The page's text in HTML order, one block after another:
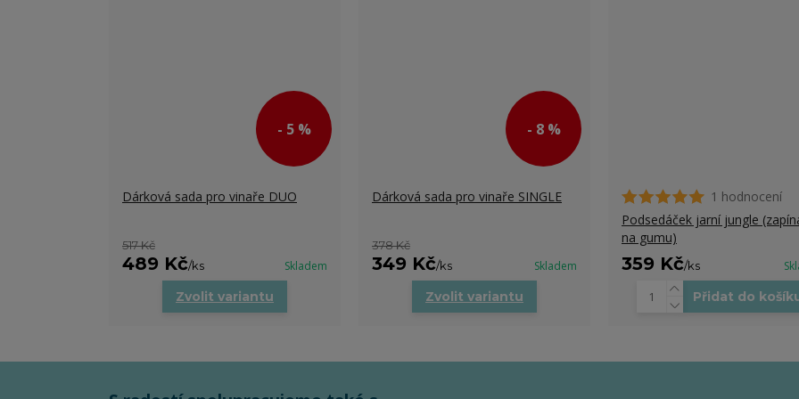
- 5 %
Dárková sada pro vinaře DUO
517 Kč
489 Kč/ks Skladem
Zvolit variantu
- 8 %
Dárková sada pro vinaře SINGLE
378 Kč
349 Kč/ks Skladem
Zvolit variantu
1 hodnocení
Podsedáček jarní jungle
na gumu)
359 Kč/ks
Přidat do